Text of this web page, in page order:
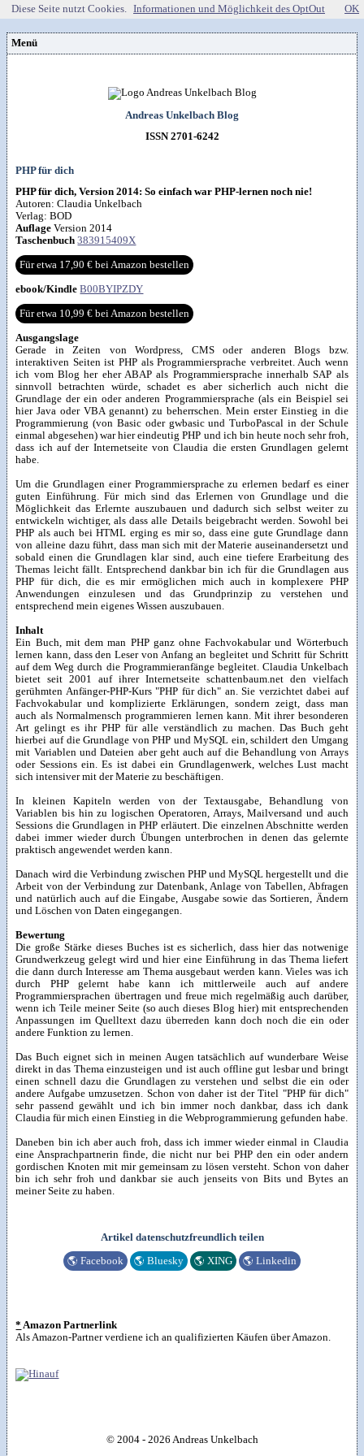
Menü
RSS-Feed
Artikelsuche
SmartHome
SmartWatch
VG Wort
Kästner für Kinder
Danke & Transparenz
Impressum&Datenschutzerklärung
Andreas Unkelbach Blog
ISSN 2701-6242
PHP für dich
PHP für dich, Version 2014: So einfach war PHP-lernen noch nie!
Autoren:Claudia Unkelbach
Verlag:BOD
Auflage Version 2014
Taschenbuch 383915409X
Für etwa 17,90 € bei Amazon bestellen
ebook/Kindle B00BYIPZDY
Für etwa 10,99 € bei Amazon bestellen
Ausgangslage
Gerade in Zeiten von Wordpress, CMS oder anderen Blogs bzw.
interaktiven Seiten ist PHP als Programmiersprache verbreitet. Auch wenn
ich vom Blog her eher ABAP als Programmiersprache innerhalb SAP als
sinnvoll betrachten würde, schadet es aber sicherlich auch nicht die
Grundlage der ein oder anderen Programmiersprache (als ein Beispiel sei
hier Java oder VBA genannt) zu beherrschen. Mein erster Einstieg in die
Programmierung (von Basic oder gwbasic und TurboPascal in der Schule
einmal abgesehen) war hier eindeutig PHP und ich bin heute noch sehr froh,
dass ich auf der Internetseite von Claudia die ersten Grundlagen gelernt
habe.
Um die Grundlagen einer Programmiersprache zu erlernen bedarf es einer
guten Einführung. Für mich sind das Erlernen von Grundlage und die
Möglichkeit das Erlernte auszubauen und dadurch sich selbst weiter zu
entwickeln wichtiger, als dass alle Details beigebracht werden. Sowohl bei
PHP als auch bei HTML erging es mir so, dass eine gute Grundlage dann
von alleine dazu führt, dass man sich mit der Materie auseinandersetzt und
sobald einen die Grundlagen klar sind, auch eine tiefere Erarbeitung des
Themas leicht fällt. Entsprechend dankbar bin ich für die Grundlagen aus
PHP für dich, die es mir ermöglichen mich auch in komplexere PHP
Anwendungen einzulesen und das Grundprinzip zu verstehen und
entsprechend mein eigenes Wissen auszubauen.
Inhalt
Ein Buch, mit dem man PHP ganz ohne Fachvokabular und Wörterbuch
lernen kann, dass den Leser von Anfang an begleitet und Schritt für Schritt
auf dem Weg durch die Programmieranfänge begleitet. Claudia Unkelbach
bietet seit 2001 auf ihrer Internetseite schattenbaum.net den vielfach
gerühmten Anfänger-PHP-Kurs "PHP für dich" an. Sie verzichtet dabei auf
Fachvokabular und komplizierte Erklärungen, sondern zeigt, dass man
auch als Normalmensch programmieren lernen kann. Mit ihrer besonderen
Art gelingt es ihr PHP für alle verständlich zu machen. Das Buch geht
hierbei auf die Grundlage von PHP und MySQL ein, schildert den Umgang
mit Variablen und Dateien aber geht auch auf die Behandlung von Arrays
oder Sessions ein. Es ist dabei ein Grundlagenwerk, welches Lust macht
sich intensiver mit der Materie zu beschäftigen.
In kleinen Kapiteln werden von der Textausgabe, Behandlung von
Variablen bis hin zu logischen Operatoren, Arrays, Mailversand und auch
Sessions die Grundlagen in PHP erläutert. Die einzelnen Abschnitte werden
dabei immer wieder durch Übungen unterbrochen in denen das gelernte
praktisch angewendet werden kann.
Danach wird die Verbindung zwischen PHP und MySQL hergestellt und die
Arbeit von der Verbindung zur Datenbank, Anlage von Tabellen, Abfragen
und natürlich auch auf die Eingabe, Ausgabe sowie das Sortieren, Ändern
und Löschen von Daten eingegangen.
Bewertung
Die große Stärke dieses Buches ist es sicherlich, dass hier das notwenige
Grundwerkzeug gelegt wird und hier eine Einführung in das Thema liefert
die dann durch Interesse am Thema ausgebaut werden kann. Vieles was ich
durch PHP gelernt habe kann ich mittlerweile auch auf andere
Programmiersprachen übertragen und freue mich regelmäßig auch darüber,
wenn ich Teile meiner Seite (so auch dieses Blog hier) mit entsprechenden
Anpassungen im Quelltext dazu überreden kann doch noch die ein oder
andere Funktion zu lernen.
Das Buch eignet sich in meinen Augen tatsächlich auf wunderbare Weise
direkt in das Thema einzusteigen und ist auch offline gut lesbar und bringt
einen schnell dazu die Grundlagen zu verstehen und selbst die ein oder
andere Aufgabe umzusetzen. Schon von daher ist der Titel "PHP für dich"
sehr passend gewählt und ich bin immer noch dankbar, dass ich dank
Claudia für mich einen Einstieg in die Webprogrammierung gefunden habe.
Daneben bin ich aber auch froh, dass ich immer wieder einmal in Claudia
eine Ansprachpartnerin finde, die nicht nur bei PHP den ein oder andern
gordischen Knoten mit mir gemeinsam zu lösen versteht. Schon von daher
bin ich sehr froh und dankbar sie auch jenseits von Bits und Bytes an
meiner Seite zu haben.
Artikel datenschutzfreundlich teilen
🌎 Facebook 🌎 Bluesky 🌎 XING 🌎 Linkedin
* Amazon Partnerlink
Als Amazon-Partner verdiene ich an qualifizierten Käufen über Amazon.
© 2004 - 2026 Andreas Unkelbach
Diese Seite nutzt Cookies. Informationen und Möglichkeit des OptOut OK